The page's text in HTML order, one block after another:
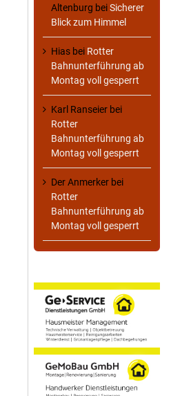
Altenburg beiSicherer
Blick zum Himmel
Hias bei Rotter
Bahnunterführung ab
Montag voll gesperrt
Karl Ranseier bei
Rotter
Bahnunterführung ab
Montag voll gesperrt
Der Anmerker bei
Rotter
Bahnunterführung ab
Montag voll gesperrt